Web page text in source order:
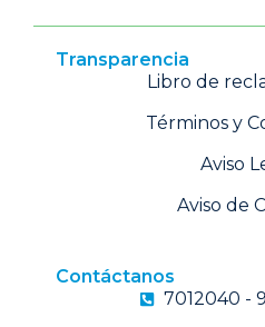
Transparencia
Libro de
Términos y
Aviso
Aviso de
Contáctanos
7012040 -